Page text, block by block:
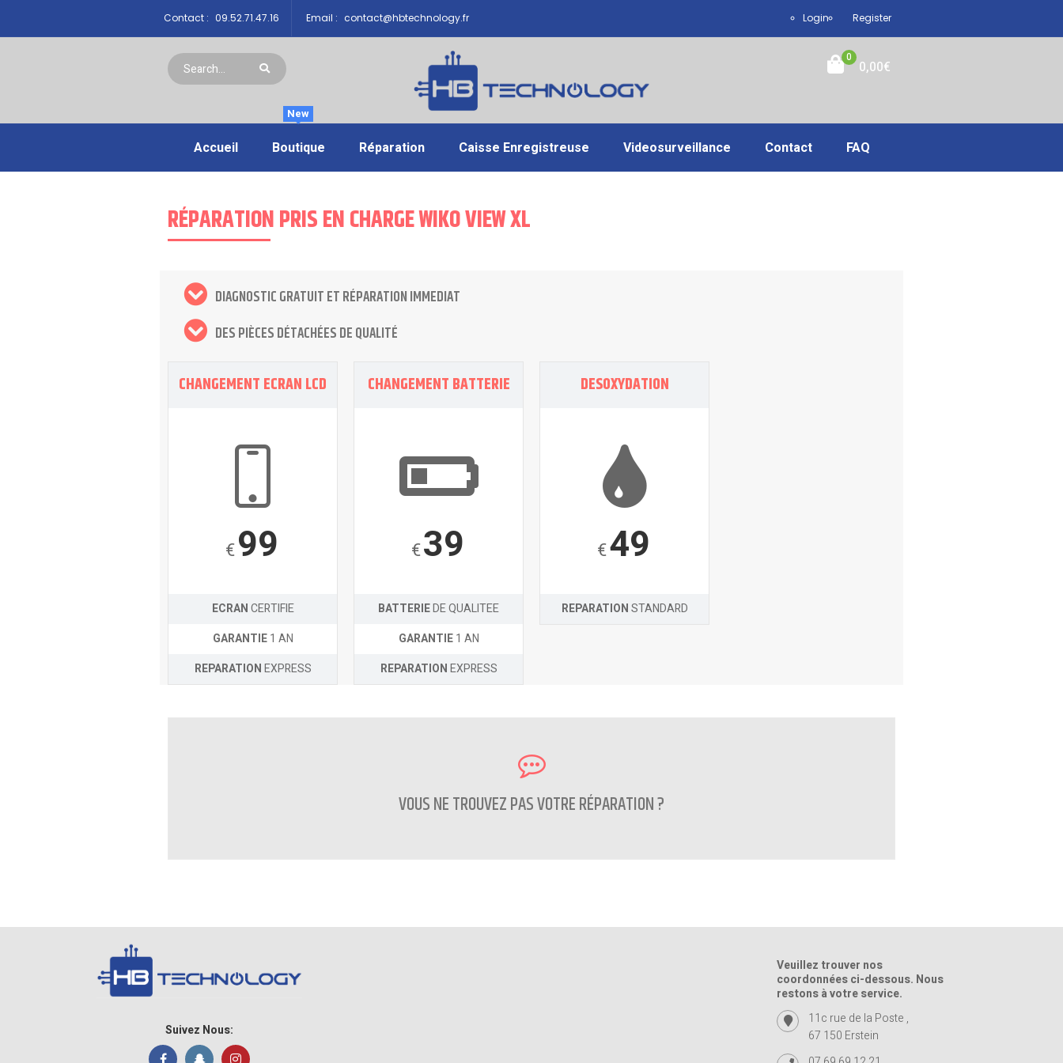
Contact : 09.52.71.47.16 Email : contact@hbtechnology.fr Login Register
0
0,00€
Accueil Boutique
New
Réparation Caisse Enregistreuse Videosurveillance Contact FAQ
RÉPARATION PRIS EN CHARGE WIKO VIEW XL
DIAGNOSTIC GRATUIT ET RÉPARATION IMMEDIAT
DES PIÈCES DÉTACHÉES DE QUALITÉ
CHANGEMENT ECRAN LCD
€99
ECRANCERTIFIE
GARANTIE1 AN
REPARATIONEXPRESS
CHANGEMENT BATTERIE
€39
BATTERIEDE QUALITEE
GARANTIE1 AN
REPARATIONEXPRESS
DESOXYDATION
€49
REPARATIONSTANDARD
VOUS NE TROUVEZ PAS VOTRE RÉPARATION ?
CONTACTEZ NOUS
Suivez Nous:
Veuillez trouver nos
coordonnées ci-dessous. Nous
restons à votre service.
11c rue de la Poste ,
67 150 Erstein